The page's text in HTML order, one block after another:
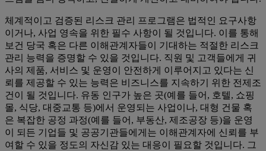
체계적이고 검증된 리스크 관리 프로그램은 법적인 요구사항
이거나, 사업 영속을 위한 필수 사항이 될 것입니다. 이를 통해
보건 당국 혹은 다른 이해관계자들이 기대하는 적절한 리스크
관리 능력을 증명할 수 있을 것입니다. 직원 및 고객들에게 귀
사의 제품, 서비스 및 운영이 안전하게 이루어지고 있다는 신
뢰를 제공할 수 있는 능력은 비즈니스를 지속하기 위한 전제조
건이 될 것입니다. 유동 인구가 높은 곳(예를 들어, 호텔, 쇼핑
몰, 식당, 대중교통 등)에서 운영되는 사업이나, 대형 건물 혹
은 복잡한 공정 과정(예를 들어, 부동산, 제조공장 등)을 운영
이 되든 기업들 및 공공기관들에게는 이해관계자에 신뢰를 부
여할 수 있을 정도의 자신감 있는 대응이 필요할 것입니다. 그